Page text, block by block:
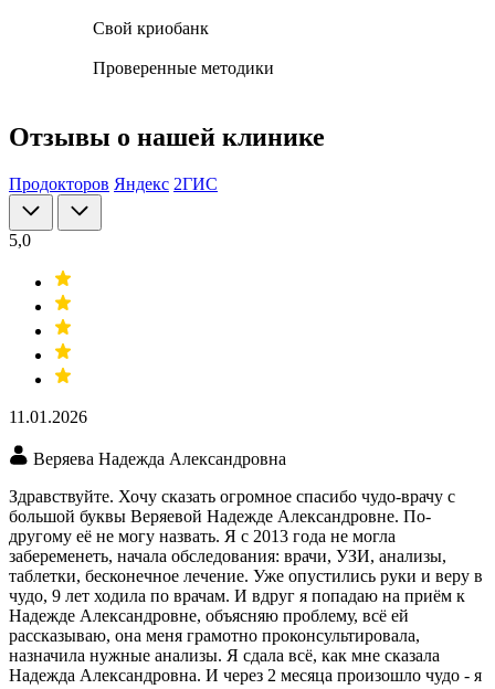
Свой криобанк
Проверенные методики
Отзывы о нашей клинике
Продокторов Яндекс 2ГИС
5,0
11.01.2026
Веряева Надежда Александровна
Здравствуйте. Хочу сказать огромное спасибо чудо-врачу с
большой буквы Веряевой Надежде Александровне. По-
другому её не могу назвать. Я с 2013 года не могла
забеременеть, начала обследования: врачи, УЗИ​, анализы​,
таблетки, бесконечное лечение. Уже опустились руки и веру в
чудо, 9 лет ходила по врачам. И вдруг я попадаю на приём к
Надежде Александровне, объясняю проблему, всё ей
рассказываю, она меня грамотно проконсультировала,
назначила нужные анализы. Я сдала всё, как мне сказала
Надежда Александровна. И через 2 месяца произошло чудо - я